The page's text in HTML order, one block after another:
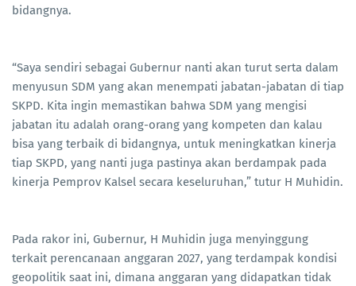
bidangnya.
“Saya sendiri sebagai Gubernur nanti akan turut serta dalam
menyusun SDM yang akan menempati jabatan-jabatan di tiap
SKPD. Kita ingin memastikan bahwa SDM yang mengisi
jabatan itu adalah orang-orang yang kompeten dan kalau
bisa yang terbaik di bidangnya, untuk meningkatkan kinerja
tiap SKPD, yang nanti juga pastinya akan berdampak pada
kinerja Pemprov Kalsel secara keseluruhan,” tutur H Muhidin.
Pada rakor ini, Gubernur, H Muhidin juga menyinggung
terkait perencanaan anggaran 2027, yang terdampak kondisi
geopolitik saat ini, dimana anggaran yang didapatkan tidak